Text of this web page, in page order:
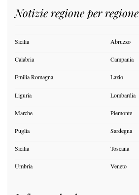
Notizie regione per regione
Sicilia Abruzzo
Calabria Campania
Emilia Romagna Lazio
Liguria Lombardia
Marche Piemonte
Puglia Sardegna
Sicilia Toscana
Umbria Veneto